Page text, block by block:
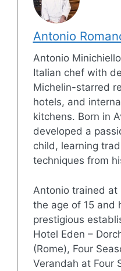
Antonio
Antonio
Italian chef with
Michelin-starred
hotels, and
kitchens. Born in
developed a
child, learning
techniques from
Antonio trained at
the age of 15 and
prestigious
Hotel Eden –
(Rome), Four
Verandah at Four